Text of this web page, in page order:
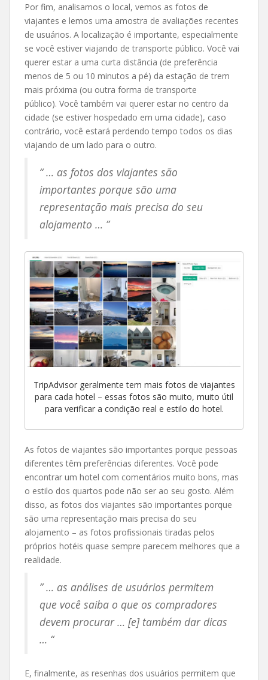
Por fim, analisamos o local, vemos as fotos de
viajantes e lemos uma amostra de avaliações recentes
de usuários. A localização é importante, especialmente
se você estiver viajando de transporte público. Você vai
querer estar a uma curta distância (de preferência
menos de 5 ou 10 minutos a pé) da estação de trem
mais próxima (ou outra forma de transporte
público). Você também vai querer estar no centro da
cidade (se estiver hospedado em uma cidade), caso
contrário, você estará perdendo tempo todos os dias
viajando de um lado para o outro.
“ … as fotos dos viajantes são
importantes porque são uma
representação mais precisa do seu
alojamento … ”
TripAdvisor geralmente tem mais fotos de viajantes
para cada hotel – essas fotos são muito, muito útil
para verificar a condição real e estilo do hotel.
As fotos de viajantes são importantes porque pessoas
diferentes têm preferências diferentes. Você pode
encontrar um hotel com comentários muito bons, mas
o estilo dos quartos pode não ser ao seu gosto. Além
disso, as fotos dos viajantes são importantes porque
são uma representação mais precisa do seu
alojamento – as fotos profissionais tiradas pelos
próprios hotéis quase sempre parecem melhores que a
realidade.
” … as análises de usuários permitem
que você saiba o que os compradores
devem procurar … [e] também dar dicas
… “
E, finalmente, as resenhas dos usuários permitem que